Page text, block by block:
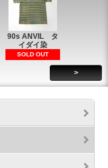
90s ANVIL タ
イダイ染
SOLD OUT
>